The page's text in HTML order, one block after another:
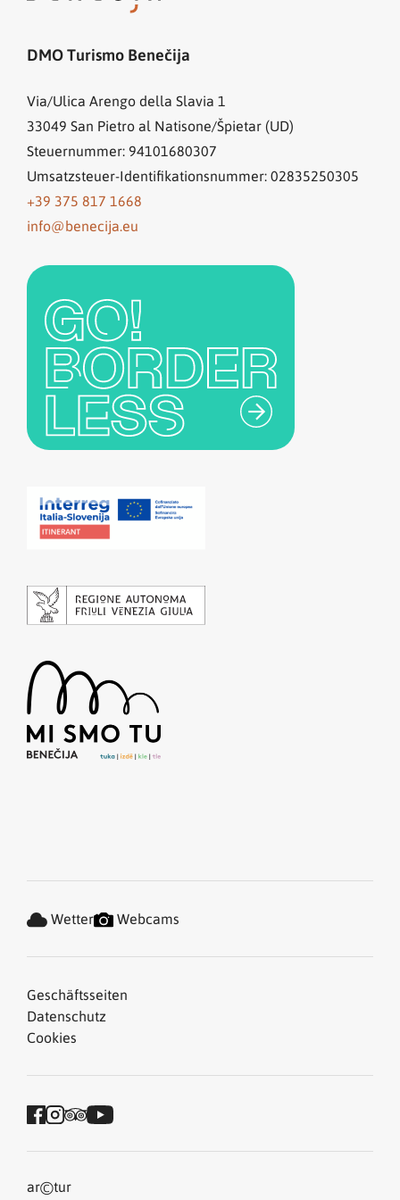
DMO Turismo Benečija
Via/Ulica Arengo della Slavia 1
33049 San Pietro al Natisone/Špietar (UD)
Steuernummer: 94101680307
Umsatzsteuer-Identifikationsnummer: 02835250305
+39 375 817 1668
info@benecija.eu
Geschäftsseiten
Datenschutz
Cookies
Wetter Webcams
ar©tur